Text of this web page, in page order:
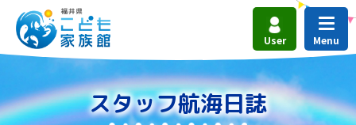
User
スタッフ航海日誌